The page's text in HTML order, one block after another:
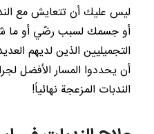
ليس عليك أن تتعايش مع
أو جسمك لسبب رضّي أو ما
التجميليين الذين لديهم
أن يحددوا المسار الأفضل
الندبات المزعجة نهائياً!